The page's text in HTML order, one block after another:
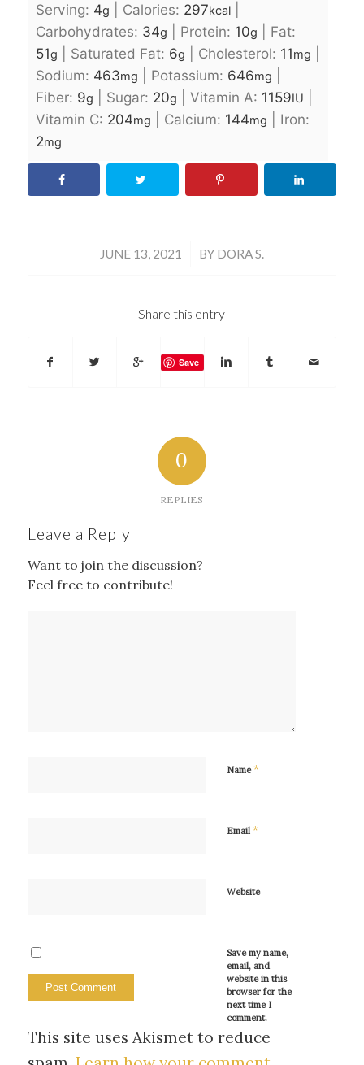
Serving: 4g Calories: 297kcal|
Carbohydrates: 34g Protein: 10g
Fat:
51g Saturated Fat: 6g Cholesterol: 11mg
Sodium: 463mg Potassium: 646mg
Fiber: 9g Sugar: 20g Vitamin A: 1159IU
Vitamin C: 204mg Calcium: 144mg
Iron:
2mg
JUNE 13, 2021
/ BY DORA S.
Share this entry
Save
0
REPLIES
Leave a Reply
Want to join the discussion?
Feel free to contribute!
Name*
Email *
Website
Save my name,
email, and
website in this
browser for the
next time I
comment.
This site uses Akismet to reduce